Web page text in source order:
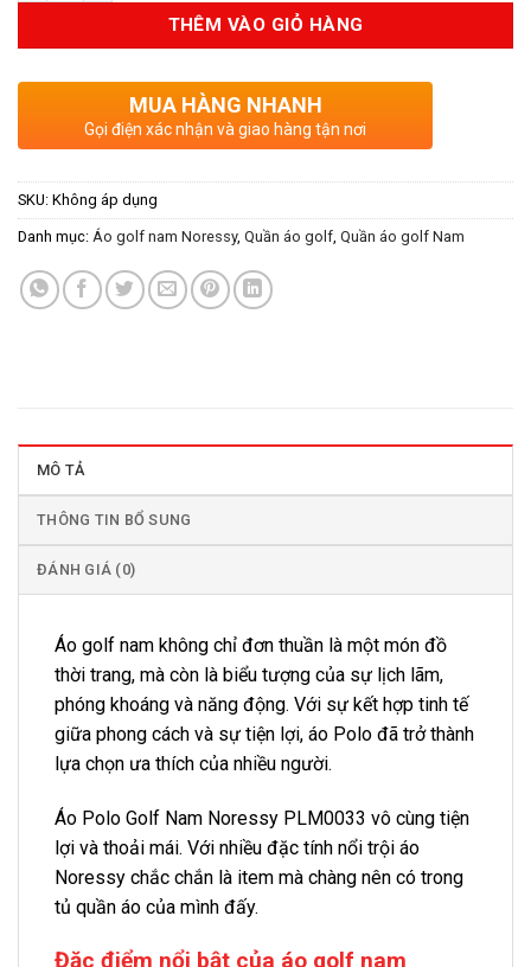
THÊM VÀO GIỎ HÀNG
MUA HÀNG NHANH
Gọi điện xác nhận và giao hàng tận nơi
SKU: Không áp dụng
Danh mục: Áo golf nam Noressy, Quần áo golf, Quần áo golf Nam
MÔ TẢ
THÔNG TIN BỔ SUNG
ĐÁNH GIÁ (0)
Áo golf nam không chỉ đơn thuần là một món đồ
thời trang, mà còn là biểu tượng của sự lịch lãm,
phóng khoáng và năng động. Với sự kết hợp tinh tế
giữa phong cách và sự tiện lợi, áo Polo đã trở thành
lựa chọn ưa thích của nhiều người.
Áo Polo Golf Nam Noressy PLM0033 vô cùng tiện
lợi và thoải mái. Với nhiều đặc tính nổi trội áo
Noressy chắc chắn là item mà chàng nên có trong
tủ quần áo của mình đấy.
Đặc điểm nổi bật của áo golf nam